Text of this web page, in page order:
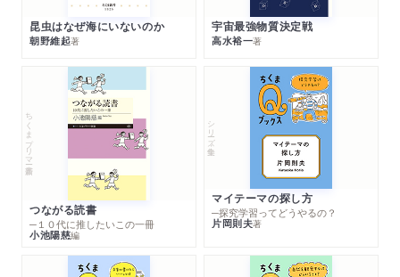
昆虫はなぜ海にいないのか
朝野維起著
宇宙最強物質決定戦
高水裕一著
ちくまプリマー新書
つながる読書
─１０代に推したいこの一冊
小池陽慈編
シリーズ・全集
マイテーマの探し方
─探究学習ってどうやるの？
片岡則夫著